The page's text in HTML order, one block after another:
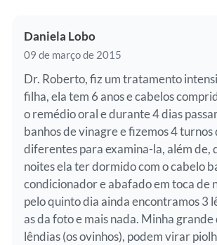
Daniela Lobo
09 de março de 2015
Dr. Roberto, fiz um tratamento
filha, ela tem 6 anos e cabelos
o remédio oral e durante 4 dias
banhos de vinagre e fizemos 4 turnos
diferentes para examina-la, além de,
noites ela ter dormido com o cabelo
condicionador e abafado em toca de
pelo quinto dia ainda encontramos 3
as da foto e mais nada. Minha
lêndias (os ovinhos), podem virar